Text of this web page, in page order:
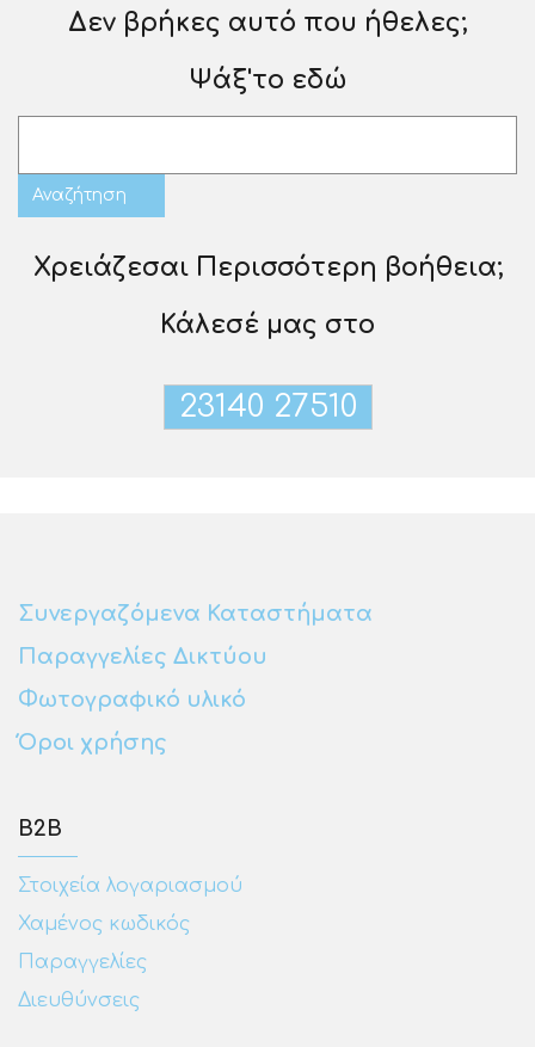
Δεν βρήκες αυτό που ήθελες;
Ψάξ'το εδώ
Χρειάζεσαι Περισσότερη βοήθεια;
Κάλεσέ μας στο
23140 27510
Συνεργαζόμενα Καταστήματα
Παραγγελίες Δικτύου
Φωτογραφικό υλικό
Όροι χρήσης
Β2Β
Στοιχεία λογαριασμού
Χαμένος κωδικός
Παραγγελίες
Διευθύνσεις